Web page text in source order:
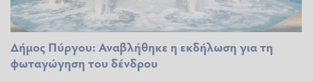
Δήμος Πύργου: Αναβλήθηκε η εκδήλωση για τη
φωταγώγηση του δένδρου